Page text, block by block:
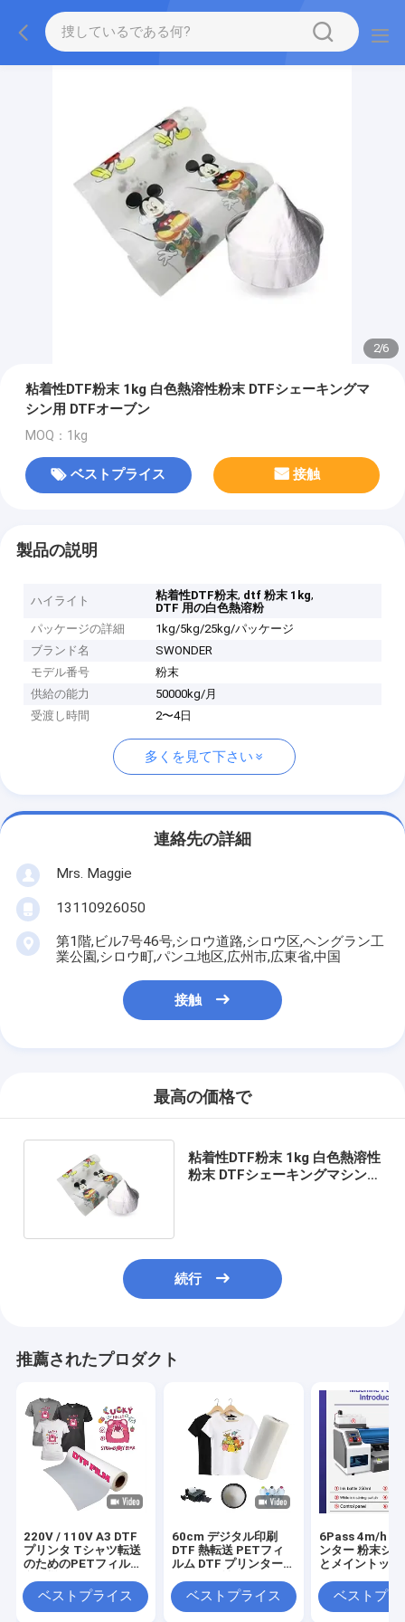
2/6
粘着性DTF粉末 1kg 白色熱溶性粉末 DTFシェーキングマ
シン用 DTFオーブン
MOQ：1kg
ベストプライス 接触
製品の説明
ハイライト 粘着性DTF粉末, dtf 粉末 1kg,
DTF 用の白色熱溶粉
パッケージの詳細
1kg/5kg/25kg/パッケージ
ブランド名
SWONDER
モデル番号
粉末
供給の能力
50000kg/月
受渡し時間
2〜4日
多くを見て下さい
連絡先の詳細
Mrs. Maggie
13110926050
第1階,ビル7号46号,シロウ道路,シロウ区,ヘングラン工
業公園,シロウ町,パンユ地区,広州市,広東省,中国
接触
最高の価格で
粘着性DTF粉末 1kg 白色熱溶性
粉末 DTFシェーキングマシン用
続行
推薦されたプロダクト
220V / 110V A3 DTF
プリンタ Tシャツ転送
のためのPETフィルム
ベストプライス
60cm デジタル印刷
DTF 熱転送 PETフィ
ルム DTF プリンターフ
靴 Tシャツ 印刷 DTF
紙 PETフィルム
ベストプライス
6Pass 4m/h
ンター 粉末シ
とメイントッ
ベストプラ